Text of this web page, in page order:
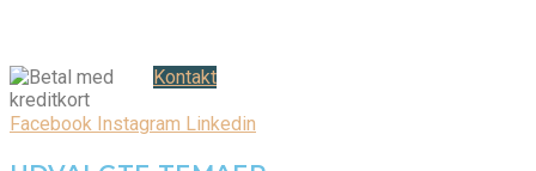
Kontakt
Facebook Instagram Linkedin